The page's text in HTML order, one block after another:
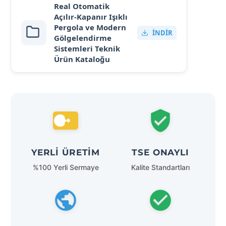
Real Otomatik
Açılır-Kapanır Işıklı
Pergola ve Modern
Gölgelendirme
Sistemleri Teknik
Ürün Kataloğu
İNDIR
YERLI ÜRETIM
%100 Yerli Sermaye
TSE ONAYLI
Kalite Standartları